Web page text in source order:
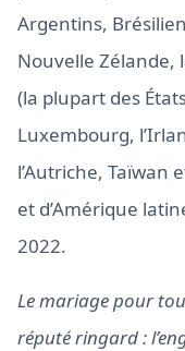
Argentins,
Nouvelle Zélande,
(la plupart des
Luxembourg,
l’Autriche, Taïwan
et d’Amérique
2022.
Le mariage pour
réputé ringard :